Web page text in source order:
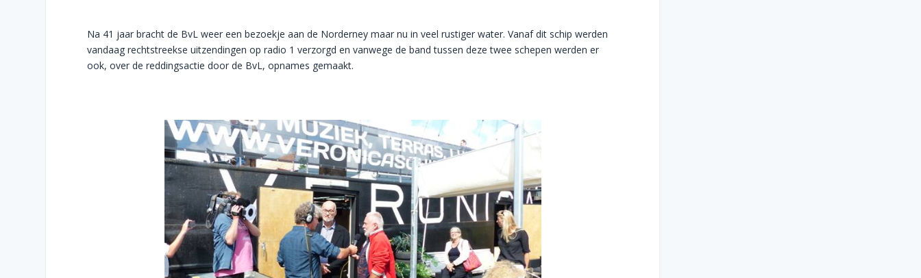
Na 41 jaar bracht de BvL weer een bezoekje aan de Norderney maar nu in veel rustiger water. Vanaf dit schip werden
vandaag rechtstreekse uitzendingen op radio 1 verzorgd en vanwege de band tussen deze twee schepen werden er
ook, over de reddingsactie door de BvL, opnames gemaakt.